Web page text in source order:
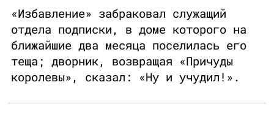
«Избавление» забраковал служащий
отдела подписки, в доме которого на
ближайшие два месяца поселилась его
теща; дворник, возвращая «Причуды
королевы», сказал: «Ну и учудил!».